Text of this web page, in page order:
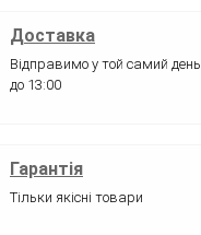
Доставка
Відправимо у той самий
до 13:00
Гарантія
Тільки якісні товари